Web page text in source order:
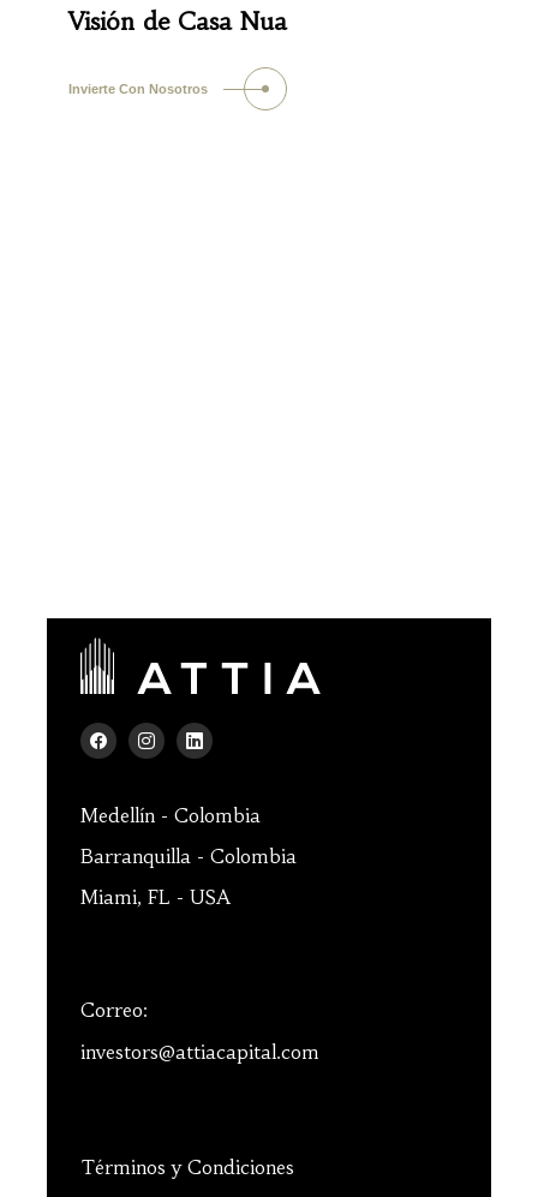
Visión de Casa Nua
Invierte Con Nosotros
Medellín - Colombia
Barranquilla - Colombia
Miami, FL - USA
Correo:
investors@attiacapital.com
Términos y Condiciones